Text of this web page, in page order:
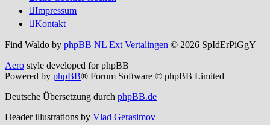
Impressum
Kontakt
Find Waldo by phpBB NL Ext Vertalingen © 2026 SpIdErPiGgY
Aero style developed for phpBB
Powered by phpBB® Forum Software © phpBB Limited
Deutsche Übersetzung durch phpBB.de
Header illustrations by Vlad Gerasimov